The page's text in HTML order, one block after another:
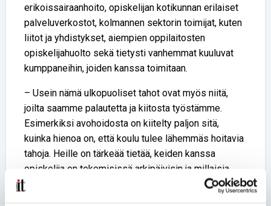
erikoissairaanhoito, opiskelijan kotikunnan erilaiset
palveluverkostot, kolmannen sektorin toimijat, kuten
liitot ja yhdistykset, aiempien oppilaitosten
opiskelijahuolto sekä tietysti vanhemmat kuuluvat
kumppaneihin, joiden kanssa toimitaan.
– Usein nämä ulkopuoliset tahot ovat myös niitä,
joilta saamme palautetta ja kiitosta työstämme.
Esimerkiksi avohoidosta on kiitelty paljon sitä,
kuinka hienoa on, että koulu tulee lähemmäs hoitavia
tahoja. Heille on tärkeää tietää, keiden kanssa
opiskelija on tekemisissä arkipäivisin ja millaisia
ihmisiä hänen lähipiiriinsä kuuluu, Tolonen kertoo.